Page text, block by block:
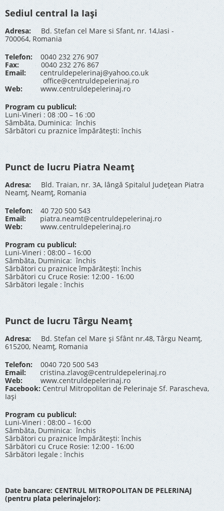
Sediul central la Iași
Adresa: Bd. Stefan cel Mare si Sfant, nr. 14,Iasi -
700064, Romania
Telefon: 0040 232 276 907
Fax: 0040 232 276 867
Email:
centruldepelerinaj@yahoo.co.uk
office@centruldepelerinaj.ro
Web:
www.centruldepelerinaj.ro
Program cu publicul:
Luni-Vineri : 08 :00 – 16 :00
Sâmbăta, Duminica: închis
Sărbători cu praznice împărătești: închis
Punct de lucru Piatra Neamț
Adresa: Bld. Traian, nr. 3A, lângă Spitalul Județean Piatra
Neamț, Neamț, Romania
Telefon:40 720 500 543
Email:
piatra.neamt@centruldepelerinaj.ro
Web:
www.centruldepelerinaj.ro
Program cu publicul:
Luni-Vineri : 08:00 – 16:00
Sâmbăta, Duminica: închis
Sărbători cu praznice împărătești: închis
Sărbători cu Cruce Rosie: 12:00 - 16:00
Sărbători legale : închis
Punct de lucru Târgu Neamț
Adresa: Bd. Stefan cel Mare și Sfânt nr.48, Târgu Neamț,
615200, Neamț, Romania
Telefon: 0040 720 500 543
Email:
cristina.zlavog@centruldepelerinaj.ro
Web:
www.centruldepelerinaj.ro
Facebook: Centrul Mitropolitan de Pelerinaje Sf. Parascheva,
Iași
Program cu publicul:
Luni-Vineri : 08:00 – 16:00
Sâmbăta, Duminica: închis
Sărbători cu praznice împărătești: închis
Sărbători cu Cruce Rosie: 12:00 - 16:00
Sărbători legale : închis
Date bancare: CENTRUL MITROPOLITAN DE PELERINAJ
(pentru plata pelerinajelor):